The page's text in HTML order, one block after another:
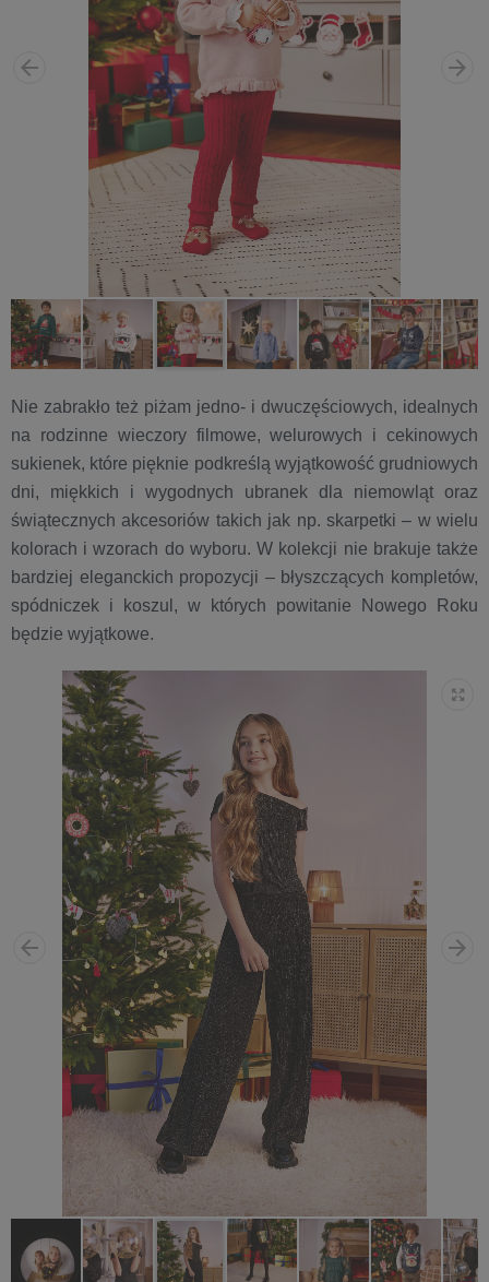
Nie zabrakło też piżam jedno- i dwuczęściowych, idealnych
na rodzinne wieczory filmowe, welurowych i cekinowych
sukienek, które pięknie podkreślą wyjątkowość grudniowych
dni, miękkich i wygodnych ubranek dla niemowląt oraz
świątecznych akcesoriów takich jak np. skarpetki – w wielu
kolorach i wzorach do wyboru. W kolekcji nie brakuje także
bardziej eleganckich propozycji – błyszczących kompletów,
spódniczek i koszul, w których powitanie Nowego Roku
będzie wyjątkowe.